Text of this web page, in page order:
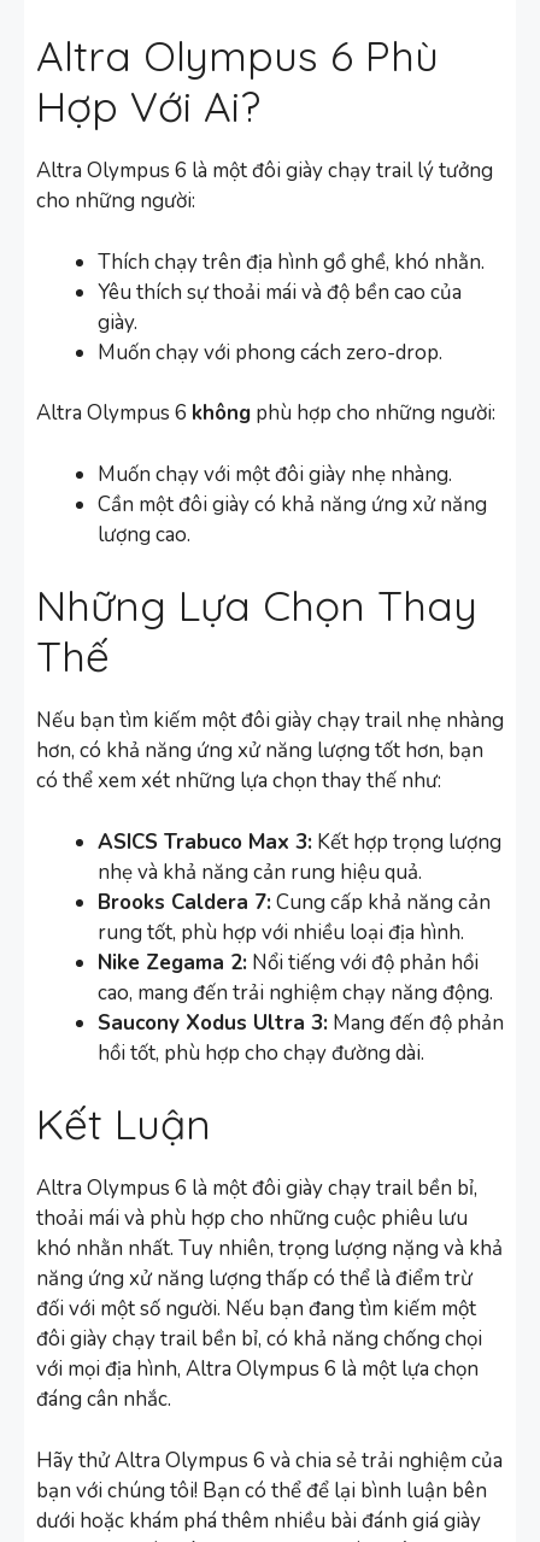
Altra Olympus 6 Phù
Hợp Với Ai?
Altra Olympus 6 là một đôi giày chạy trail lý tưởng
cho những người:
Thích chạy trên địa hình gồ ghề, khó nhằn.
Yêu thích sự thoải mái và độ bền cao của
giày.
Muốn chạy với phong cách zero-drop.
Altra Olympus 6 không phù hợp cho những người:
Muốn chạy với một đôi giày nhẹ nhàng.
Cần một đôi giày có khả năng ứng xử năng
lượng cao.
Những Lựa Chọn Thay
Thế
Nếu bạn tìm kiếm một đôi giày chạy trail nhẹ nhàng
hơn, có khả năng ứng xử năng lượng tốt hơn, bạn
có thể xem xét những lựa chọn thay thế như:
ASICS Trabuco Max 3: Kết hợp trọng lượng
nhẹ và khả năng cản rung hiệu quả.
Brooks Caldera 7:Cung cấp khả năng cản
rung tốt, phù hợp với nhiều loại địa hình.
Nike Zegama 2: Nổi tiếng với độ phản hồi
cao, mang đến trải nghiệm chạy năng động.
Saucony Xodus Ultra 3: Mang đến độ phản
hồi tốt, phù hợp cho chạy đường dài.
Kết Luận
Altra Olympus 6 là một đôi giày chạy trail bền bỉ,
thoải mái và phù hợp cho những cuộc phiêu lưu
khó nhằn nhất. Tuy nhiên, trọng lượng nặng và khả
năng ứng xử năng lượng thấp có thể là điểm trừ
đối với một số người. Nếu bạn đang tìm kiếm một
đôi giày chạy trail bền bỉ, có khả năng chống chọi
với mọi địa hình, Altra Olympus 6 là một lựa chọn
đáng cân nhắc.
Hãy thử Altra Olympus 6 và chia sẻ trải nghiệm của
bạn với chúng tôi! Bạn có thể để lại bình luận bên
dưới hoặc khám phá thêm nhiều bài đánh giá giày